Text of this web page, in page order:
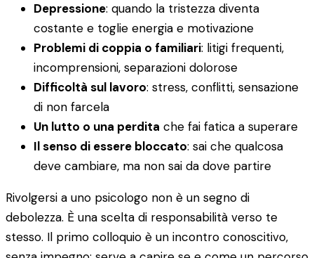
Depressione: quando la tristezza diventa
costante e toglie energia e motivazione
Problemi di coppia o familiari: litigi frequenti,
incomprensioni, separazioni dolorose
Difficoltà sul lavoro: stress, conflitti, sensazione
di non farcela
Un lutto o una perdita che fai fatica a superare
Il senso di essere bloccato: sai che qualcosa
deve cambiare, ma non sai da dove partire
Rivolgersi a uno psicologo non è un segno di
debolezza. È una scelta di responsabilità verso te
stesso. Il primo colloquio è un incontro conoscitivo,